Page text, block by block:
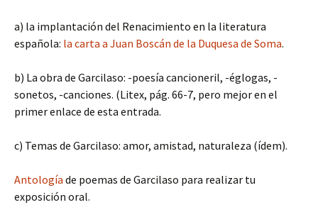
a) la implantación del Renacimiento en la literatura
española: la carta a Juan Boscán de la Duquesa de Soma.
b) La obra de Garcilaso: -poesía cancioneril, -églogas, -
sonetos, -canciones. (Litex, pág. 66-7, pero mejor en el
primer enlace de esta entrada.
c) Temas de Garcilaso: amor, amistad, naturaleza (ídem).
Antología de poemas de Garcilaso para realizar tu
exposición oral.